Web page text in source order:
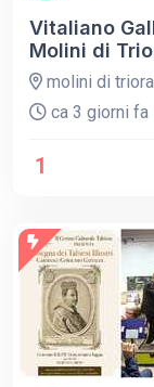
Vitaliano
Molini di
molini di triora
ca 3 giorni fa
1